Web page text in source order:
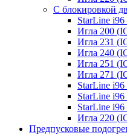
С блокировкой
StarLine
Игла 200
Игла 231
Игла 240
Игла 251
Игла 271
StarLine
StarLine
StarLine
Игла 220
Предпусковые